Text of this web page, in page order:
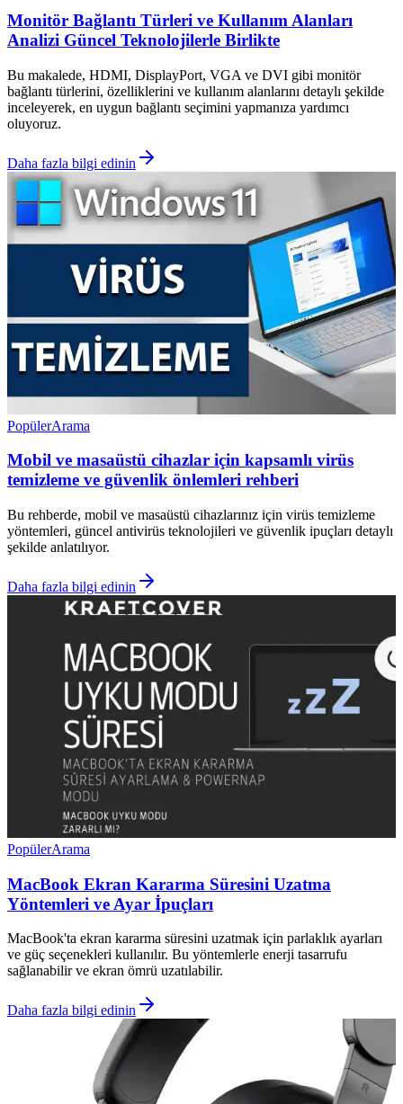
Monitör Bağlantı Türleri ve Kullanım Alanları
Analizi Güncel Teknolojilerle Birlikte
Bu makalede, HDMI, DisplayPort, VGA ve DVI gibi monitör
bağlantı türlerini, özelliklerini ve kullanım alanlarını detaylı şekilde
inceleyerek, en uygun bağlantı seçimini yapmanıza yardımcı
oluyoruz.
Daha fazla bilgi edinin
PopülerArama
Mobil ve masaüstü cihazlar için kapsamlı virüs
temizleme ve güvenlik önlemleri rehberi
Bu rehberde, mobil ve masaüstü cihazlarınız için virüs temizleme
yöntemleri, güncel antivirüs teknolojileri ve güvenlik ipuçları detaylı
şekilde anlatılıyor.
Daha fazla bilgi edinin
PopülerArama
MacBook Ekran Kararma Süresini Uzatma
Yöntemleri ve Ayar İpuçları
MacBook'ta ekran kararma süresini uzatmak için parlaklık ayarları
ve güç seçenekleri kullanılır. Bu yöntemlerle enerji tasarrufu
sağlanabilir ve ekran ömrü uzatılabilir.
Daha fazla bilgi edinin